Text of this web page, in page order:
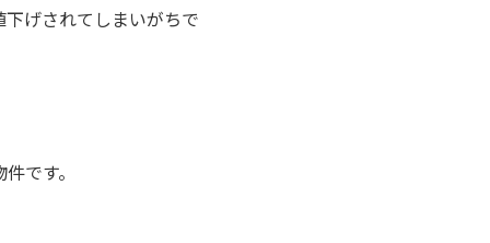
げされてしまいがちで
です。